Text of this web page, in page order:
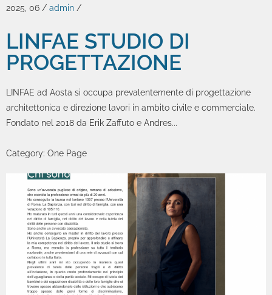
2025, 06 / admin /
LINFAE STUDIO DI
PROGETTAZIONE
LINFAE ad Aosta si occupa prevalentemente di progettazione
architettonica e direzione lavori in ambito civile e commerciale.
Fondato nel 2018 da Erik Zaffuto e Andres...
Category: One Page
Zoom Permalink